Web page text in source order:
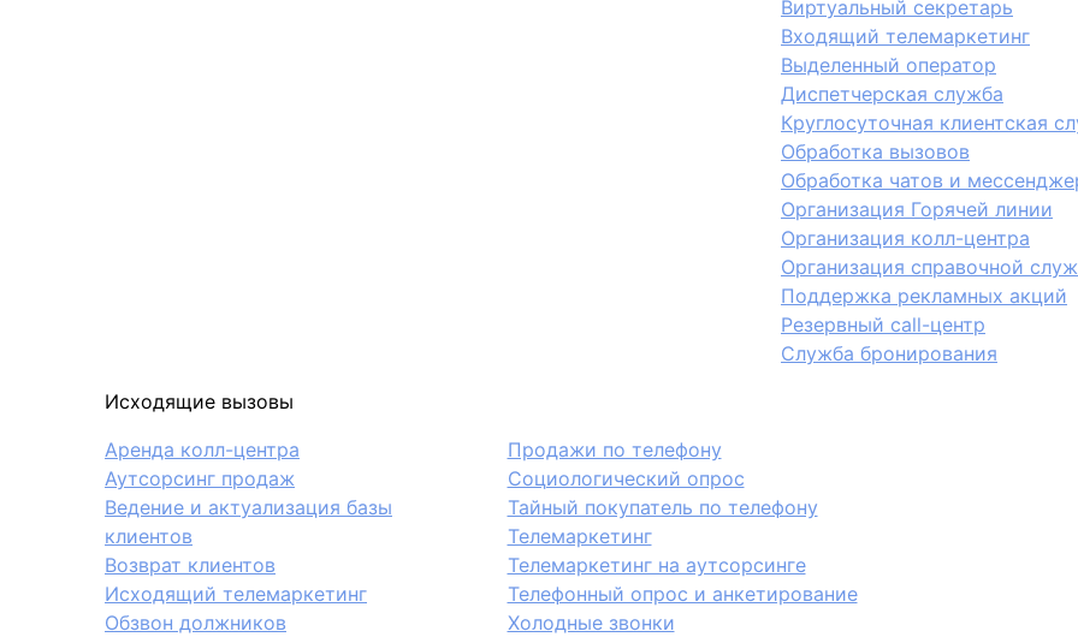
Виртуальный секретарь
Входящий телемаркетинг
Выделенный оператор
Диспетчерская служба
Круглосуточная клиентская
Обработка вызовов
Обработка чатов и
Организация Горячей линии
Организация колл-центра
Организация справочной
Поддержка рекламных акций
Резервный call-центр
Служба бронирования
Исходящие вызовы
Аренда колл-центра
Аутсорсинг продаж
Ведение и актуализация базы
клиентов
Возврат клиентов
Исходящий телемаркетинг
Обзвон должников
Продажи по телефону
Социологический опрос
Тайный покупатель по телефону
Телемаркетинг
Телемаркетинг на аутсорсинге
Телефонный опрос и анкетирование
Холодные звонки